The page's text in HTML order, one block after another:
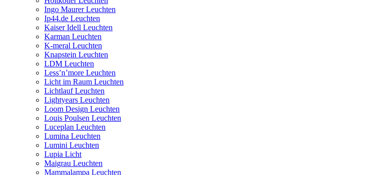
Ingo Maurer Leuchten
Ip44.de Leuchten
Kaiser Idell Leuchten
Karman Leuchten
K-meral Leuchten
Knapstein Leuchten
LDM Leuchten
Less’n’more Leuchten
Licht im Raum Leuchten
Lichtlauf Leuchten
Lightyears Leuchten
Loom Design Leuchten
Louis Poulsen Leuchten
Luceplan Leuchten
Lumina Leuchten
Lumini Leuchten
Lupia Licht
Maigrau Leuchten
Mammalampa Leuchten